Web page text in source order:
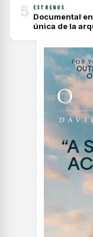
5 ESTRENOS
Documental
única de la